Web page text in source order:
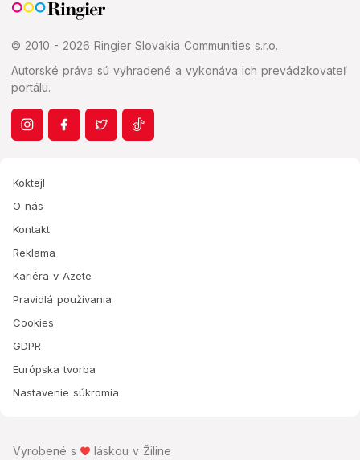
© 2010 - 2026 Ringier Slovakia Communities s.r.o.
Autorské práva sú vyhradené a vykonáva ich prevádzkovateľ
portálu.
Koktejl
O nás
Kontakt
Reklama
Kariéra v Azete
Pravidlá používania
Cookies
GDPR
Európska tvorba
Nastavenie súkromia
Vyrobené s láskou v Žiline